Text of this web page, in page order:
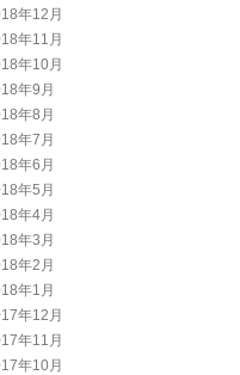
年12月
年11月
年10月
年9月
年8月
年7月
年6月
年5月
年4月
年3月
年2月
年1月
年12月
年11月
年10月